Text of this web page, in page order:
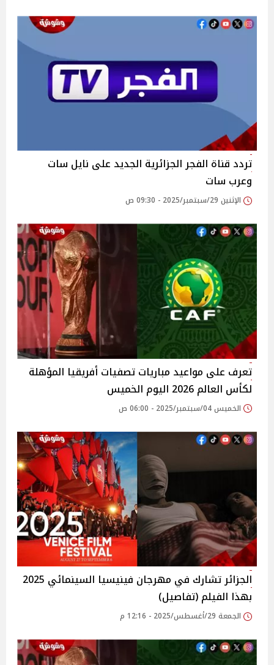
تردد قناة الفجر الجزائرية الجديد على نايل سات
وعرب سات
الإثنين 29/سبتمبر/2025 - 09:30 ص
تعرف على مواعيد مباريات تصفيات أفريقيا المؤهلة
لكأس العالم 2026 اليوم الخميس
الخميس 04/سبتمبر/2025 - 06:00 ص
الجزائر تشارك في مهرجان فينيسيا السينمائي 2025
بهذا الفيلم (تفاصيل)
الجمعة 29/أغسطس/2025 - 12:16 م